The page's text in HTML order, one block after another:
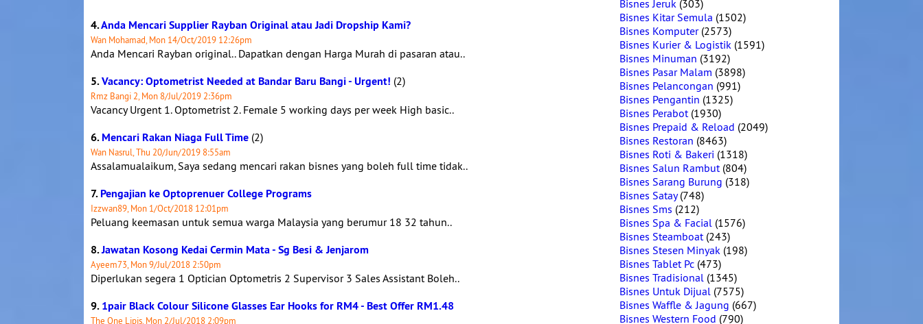
4.Anda Mencari Supplier Rayban Original atau Jadi Dropship Kami?
Wan Mohamad, Mon 14/Oct/2019 12:26pm
Anda Mencari Rayban original.. Dapatkan dengan Harga Murah di pasaran atau..
5.Vacancy: Optometrist Needed at Bandar Baru Bangi - Urgent! (2)
Rmz Bangi 2, Mon 8/Jul/2019 2:36pm
Vacancy Urgent 1. Optometrist 2. Female 5 working days per week High basic..
6.Mencari Rakan Niaga Full Time (2)
Wan Nasrul, Thu 20/Jun/2019 8:55am
Assalamualaikum, Saya sedang mencari rakan bisnes yang boleh full time tidak..
7.Pengajian ke Optoprenuer College Programs
Izzwan89, Mon 1/Oct/2018 12:01pm
Peluang keemasan untuk semua warga Malaysia yang berumur 18 32 tahun..
8.Jawatan Kosong Kedai Cermin Mata - Sg Besi & Jenjarom
Ayeem73, Mon 9/Jul/2018 2:50pm
Diperlukan segera 1 Optician Optometris 2 Supervisor 3 Sales Assistant Boleh..
9.1pair Black Colour Silicone Glasses Ear Hooks for RM4 - Best Offer RM1.48
The One Lipis, Mon 2/Jul/2018 2:09pm
Bisnes Jeruk (303)
Bisnes Kitar Semula (1502)
Bisnes Komputer(2573)
Bisnes Kurier & Logistik (1591)
Bisnes Minuman (3192)
Bisnes Pasar Malam (3898)
Bisnes Pelancongan (991)
Bisnes Pengantin (1325)
Bisnes Perabot(1930)
Bisnes Prepaid & Reload (2049)
Bisnes Restoran (8463)
Bisnes Roti & Bakeri (1318)
Bisnes Salun Rambut(804)
Bisnes Sarang Burung (318)
Bisnes Satay(748)
Bisnes Sms (212)
Bisnes Spa & Facial (1576)
Bisnes Steamboat(243)
Bisnes Stesen Minyak (198)
Bisnes Tablet Pc (473)
Bisnes Tradisional (1345)
Bisnes Untuk Dijual (7575)
Bisnes Waffle & Jagung (667)
Bisnes Western Food (790)